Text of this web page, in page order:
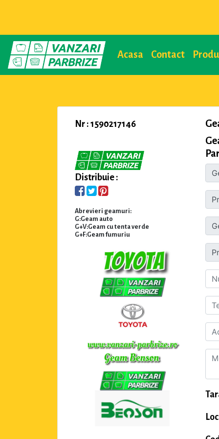
Acasa Contact
Nr : 1590217146
Distribuie :
Abrevieri geamuri:
G:Geam auto
G+V:Geam cu tenta verde
G+F:Geam fumuriu